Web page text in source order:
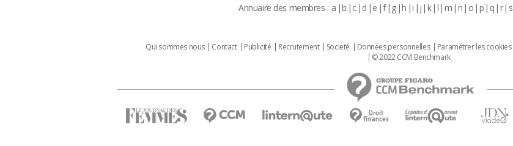
Annuaire des membres : a b c d e f g h i j k l m n o p q r s
Qui sommes nous Contact Publicité Recrutement Societé Données personnelles Paramétrer les cookies
© 2022 CCM Benchmark